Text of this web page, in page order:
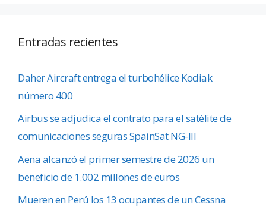
Entradas recientes
Daher Aircraft entrega el turbohélice Kodiak
número 400
Airbus se adjudica el contrato para el satélite de
comunicaciones seguras SpainSat NG-III
Aena alcanzó el primer semestre de 2026 un
beneficio de 1.002 millones de euros
Mueren en Perú los 13 ocupantes de un Cessna